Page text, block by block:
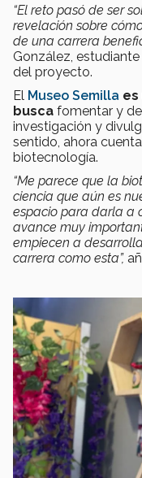
“El reto pasó de ser
revelación sobre
de una carrera
González,
del proyecto.
El Museo Semilla es
busca fomentar y
investigación y
sentido, ahora
biotecnología.
“Me parece que la
ciencia que aún es
espacio para darla a
avance muy
empiecen a
carrera como esta”,